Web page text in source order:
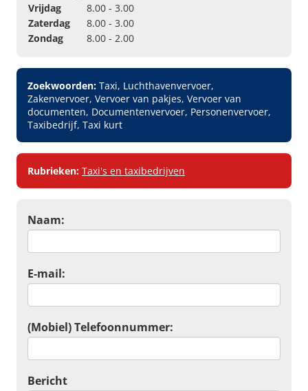
Vrijdag
8.00 - 3.00
Zaterdag
8.00 - 3.00
Zondag
8.00 - 2.00
Zoekwoorden: Taxi, Luchthavenvervoer,
Zakenvervoer, Vervoer van pakjes, Vervoer van
documenten, Documentenvervoer, Personenvervoer,
Taxibedrijf, Taxi kurt
Rubrieken: Taxi's en taxibedrijven
Naam:
E-mail:
(Mobiel) Telefoonnummer:
Bericht